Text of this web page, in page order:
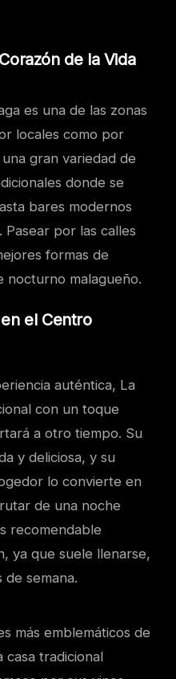
de la Vida
es una de las zonas
locales como por
gran variedad de
donde se
bares modernos
por las calles
formas de
nocturno malagueño.
el Centro
auténtica, La
con un toque
a otro tiempo. Su
y deliciosa, y su
lo convierte en
de una noche
recomendable
ya que suele llenarse,
de semana.
más emblemáticos de
casa tradicional